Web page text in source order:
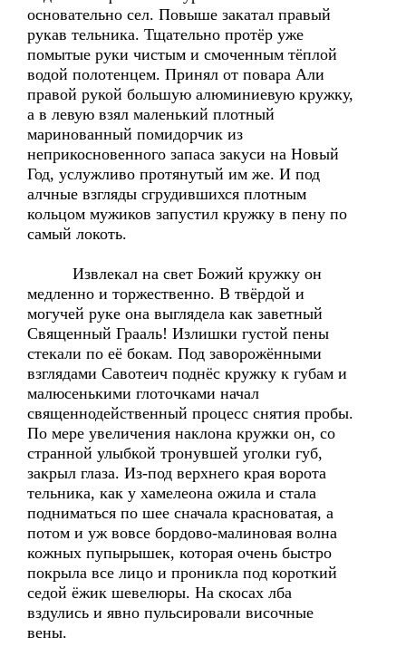
основательно сел. Повыше закатал правый
рукав тельника. Тщательно протёр уже
помытые руки чистым и смоченным тёплой
водой полотенцем. Принял от повара Али
правой рукой большую алюминиевую кружку,
а в левую взял маленький плотный
маринованный помидорчик из
неприкосновенного запаса закуси на Новый
Год, услужливо протянутый им же. И под
алчные взгляды сгрудившихся плотным
кольцом мужиков запустил кружку в пену по
самый локоть.
Извлекал на свет Божий кружку он
медленно и торжественно. В твёрдой и
могучей руке она выглядела как заветный
Священный Грааль! Излишки густой пены
стекали по её бокам. Под заворожёнными
взглядами Савотеич поднёс кружку к губам и
малюсенькими глоточками начал
священнодейственный процесс снятия пробы.
По мере увеличения наклона кружки он, со
странной улыбкой тронувшей уголки губ,
закрыл глаза. Из-под верхнего края ворота
тельника, как у хамелеона ожила и стала
подниматься по шее сначала красноватая, а
потом и уж вовсе бордово-малиновая волна
кожных пупырышек, которая очень быстро
покрыла все лицо и проникла под короткий
седой ёжик шевелюры. На скосах лба
вздулись и явно пульсировали височные
вены.